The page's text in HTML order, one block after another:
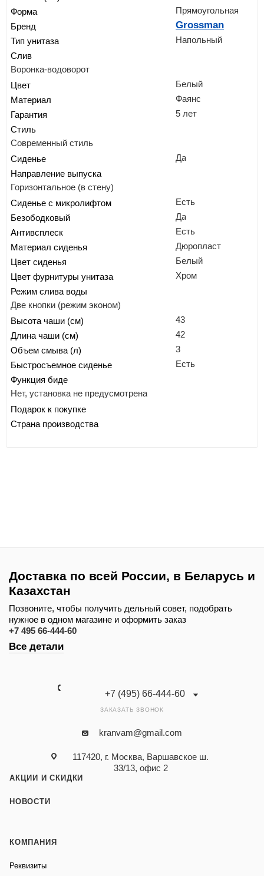
Форма Прямоугольная
Бренд Grossman
Тип унитаза Напольный
Слив
Воронка-водоворот
Цвет Белый
Материал Фаянс
Гарантия 5 лет
Стиль
Современный стиль
Сиденье Да
Направление выпуска
Горизонтальное (в стену)
Сиденье с микролифтом Есть
Безободковый Да
Антивсплеск Есть
Материал сиденья Дюропласт
Цвет сиденья Белый
Цвет фурнитуры унитаза Хром
Режим слива воды
Две кнопки (режим эконом)
Высота чаши (см) 43
Длина чаши (см) 42
Объем смыва (л) 3
Быстросъемное сиденье Есть
Функция биде
Нет, установка не предусмотрена
Подарок к покупке
Страна производства
Доставка по всей России, в Беларусь и
Казахстан
Позвоните, чтобы получить дельный совет, подобрать
нужное в одном магазине и оформить заказ
+7 495 66-444-60
Все детали
+7 (495) 66-444-60
ЗАКАЗАТЬ ЗВОНОК
kranvam@gmail.com
117420, г. Москва, Варшавское ш.
33/13, офис 2
АКЦИИ И СКИДКИ
НОВОСТИ
КОМПАНИЯ
Реквизиты